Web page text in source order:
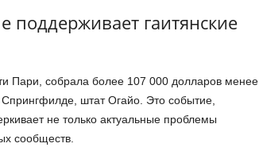
поддерживает гаитянские
Пари, собрала более 107 000 долларов менее
штат Огайо. Это событие,
не только актуальные проблемы
сообществ.